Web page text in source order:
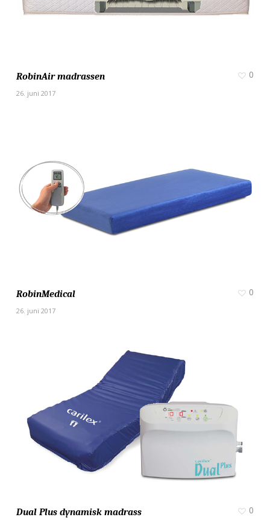
RobinAir madrassen
26. juni 2017
0
RobinMedical
26. juni 2017
0
Dual Plus dynamisk madrass 0